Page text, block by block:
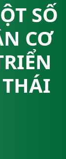
SỐ
CƠ